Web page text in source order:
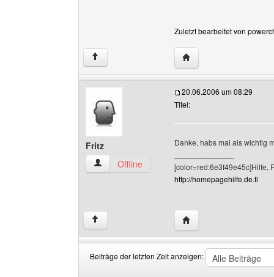
Zuletzt bearbeitet von
↑ Website dieses
Fritz
Fritz Benutzer-Profile anzeigen
Offline
20.06.2006 um 08:29
Titel:
Danke, habs mal als wichtig
[color=red:6e3f49e45c]Hilfe,
http://homepagehilfe.de.tl
↑ Website dieses
Beiträge der letzten Zeit anzeigen: